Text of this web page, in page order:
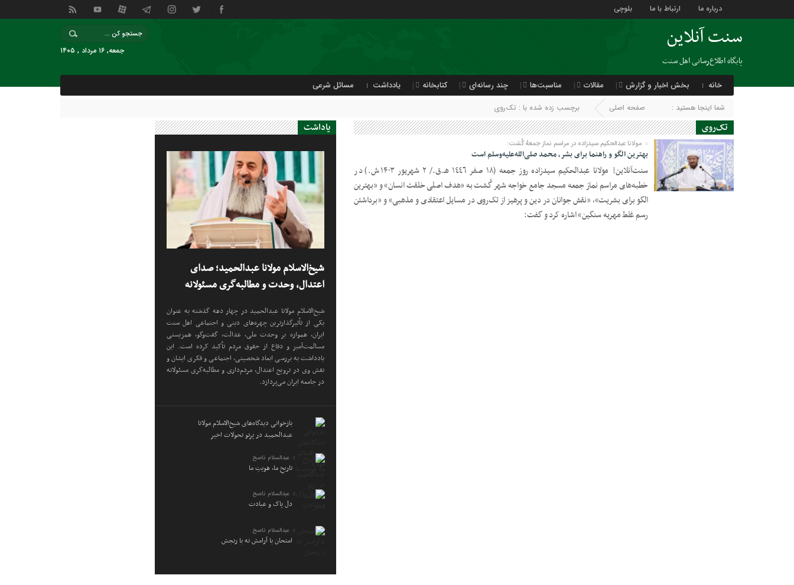
درباره ما ارتباط با ما بلوچی
سنت آنلاین
پایگاه اطلاع‌رسانی اهل سنت
جمعه, ۱۶ مرداد , ۱۴۰۵
خانه بخش اخبار و گزارش مقالات مناسبت‌ها چند رسانه‌ای کتابخانه یادداشت مسائل شرعی
شما اینجا هستید : صفحه اصلی برچسب زده شده با : تک‌روی
تک‌روی
25 آگوست 2024
مولانا عبدالحکیم سیدزاده در مراسم نماز جمعهٔ گُشت:
بهترین الگو و راهنما برای بشر، محمد صلی‌الله‌علیه‌وسلم است
سنت‌آنلاین| مولانا عبدالحکیم سیدزاده روز جمعه (١٨ صفر ١٤٤٦ هـ.ق./ ٢ شهریور ١۴٠۳ ش.) در
خطبه‌های مراسم نماز جمعه مسجد جامع خواجه شهر گُشت به «هدف اصلی خلقت انسان» و «بهترین
الگو برای بشریت»، «نقش جوانان در دین و پرهیز از تک‌روی در مسایل اعتقادی و مذهبی» و «برداشتن
رسم غلط مهریه سنگین» اشاره کرد و گفت:
یاداشت
شیخ‌الاسلام مولانا عبدالحمید؛ صدای
اعتدال، وحدت و مطالبه‌گری مسئولانه
شیخ‌الاسلام مولانا عبدالحمید در چهار دهه گذشته به عنوان
یکی از تأثیرگذارترین چهره‌های دینی و اجتماعی اهل سنت
ایران، همواره بر وحدت ملی، عدالت، گفت‌وگو، همزیستی
مسالمت‌آمیز و دفاع از حقوق مردم تأکید کرده است. این
یادداشت به بررسی ابعاد شخصیتی، اجتماعی و فکری ایشان و
نقش وی در ترویج اعتدال، مردم‌داری و مطالبه‌گری مسئولانه
در جامعه ایران می‌پردازد.
بازخوانی دیدگاه‌های شیخ‌الاسلام مولانا
عبدالحمید در پرتو تحولات اخیر
عبدالسلام ناصح
تاریخِ ما، هویتِ ما
عبدالسلام ناصح
دل پاک و عبادت
عبدالسلام ناصح
امتحان با آرامش نه با رنجش